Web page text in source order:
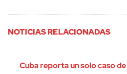
NOTICIAS RELACIONADAS
Cuba reporta un solo caso